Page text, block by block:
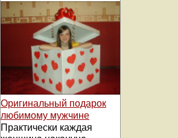
Оригинальный подарок
любимому мужчине
Практически каждая